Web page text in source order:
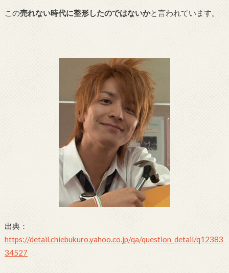
この売れない時代に整形したのではないかと言われています。
出典：
https://detail.chiebukuro.yahoo.co.jp/qa/question_detail/q12383
34527